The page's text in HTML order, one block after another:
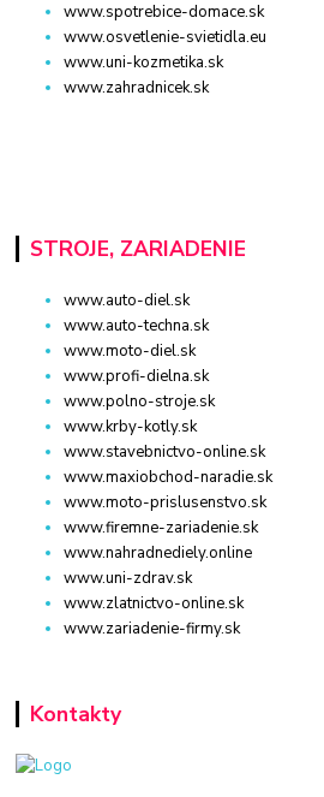
www.spotrebice-domace.sk
www.osvetlenie-svietidla.eu
www.uni-kozmetika.sk
www.zahradnicek.sk
STROJE, ZARIADENIE
www.auto-diel.sk
www.auto-techna.sk
www.moto-diel.sk
www.profi-dielna.sk
www.polno-stroje.sk
www.krby-kotly.sk
www.stavebnictvo-online.sk
www.maxiobchod-naradie.sk
www.moto-prislusenstvo.sk
www.firemne-zariadenie.sk
www.nahradnediely.online
www.uni-zdrav.sk
www.zlatnictvo-online.sk
www.zariadenie-firmy.sk
Kontakty